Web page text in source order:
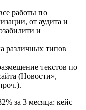
работы по
от аудита и
и
различных типов
текстов по
(Новости»,